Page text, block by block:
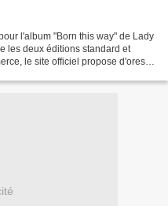
l'album "Born this way" de Lady
les deux éditions standard et
le site officiel propose d'ores et